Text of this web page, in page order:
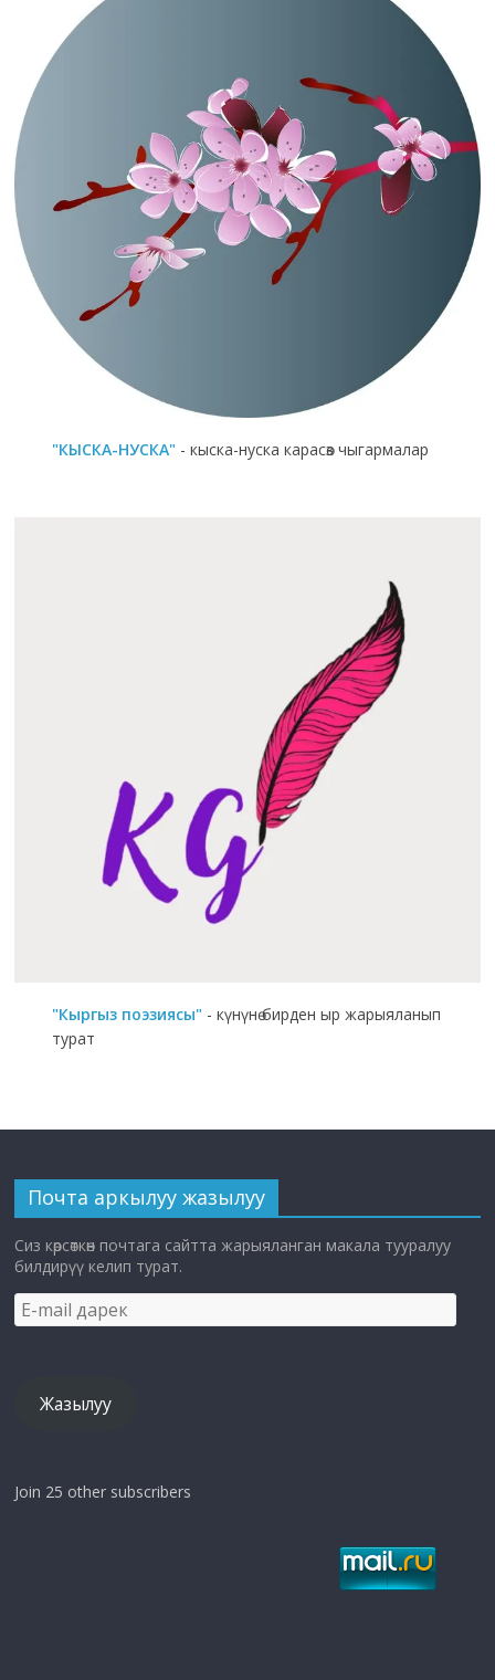
"КЫСКА-НУСКА" - кыска-нуска карасөз чыгармалар
"Кыргыз поэзиясы" - күнүнө бирден ыр жарыяланып
турат
Почта аркылуу жазылуу
Сиз көрсөткөн почтага сайтта жарыяланган макала тууралуу
билдирүү келип турат.
E-
mail
Жазылуу
Join 25 other subscribers